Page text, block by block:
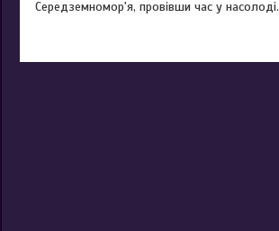
Середземномор'я, провівши час у насолоді.